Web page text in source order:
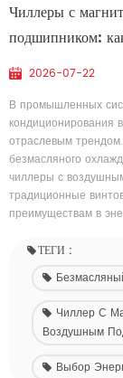
Чиллеры с
подшипником:
2026-07-22
В промышленных
кондиционирования
отраслевым
безмасляного
чиллеры с
традиционные
преимуществам в
ТЕГИ :
Чиллер С
Воздушным
Выбор